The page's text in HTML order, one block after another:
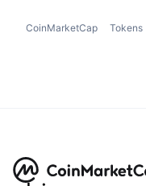
CoinMarketCap Tokens